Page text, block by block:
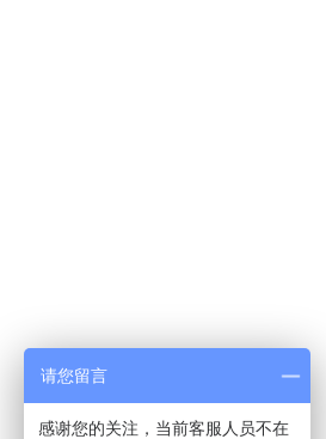
请您留言
感谢您的关注，当前客服人员不在